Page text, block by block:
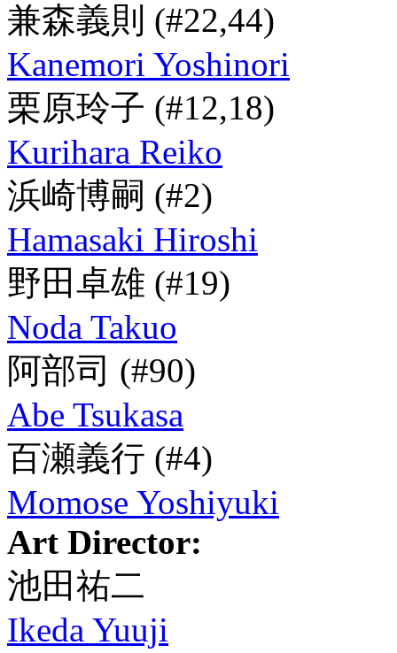
兼森義則 (#22,44)
Kanemori Yoshinori
栗原玲子 (#12,18)
Kurihara Reiko
浜崎博嗣 (#2)
Hamasaki Hiroshi
野田卓雄 (#19)
Noda Takuo
阿部司 (#90)
Abe Tsukasa
百瀬義行 (#4)
Momose Yoshiyuki
Art Director:
池田祐二
Ikeda Yuuji